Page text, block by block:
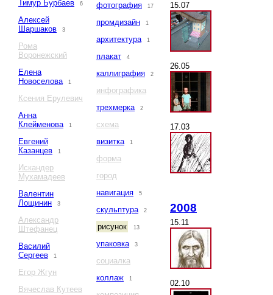
Тимур Бурбаев
6
Алексей
Шаршаков
3
Рома
Воронежский
Елена
Новоселова
1
Ксения Ерулевич
Анна
Клейменова
1
Евгений
Казанцев
1
Искандер
Мухамадеев
Валентин
Лощинин
3
Александр
Штефанец
Василий
Сергеев
1
Егор Жгун
Вячеслав Кутеев
фотография 17
промдизайн 1
архитектура 1
плакат 4
каллиграфия 2
инфографика
трехмерка
2
схема
визитка
1
форма
город
навигация
5
скульптура 2
рисунок 13
упаковка 3
социалка
коллаж
1
15.07
26.05
17.03
2008
15.11
02.10